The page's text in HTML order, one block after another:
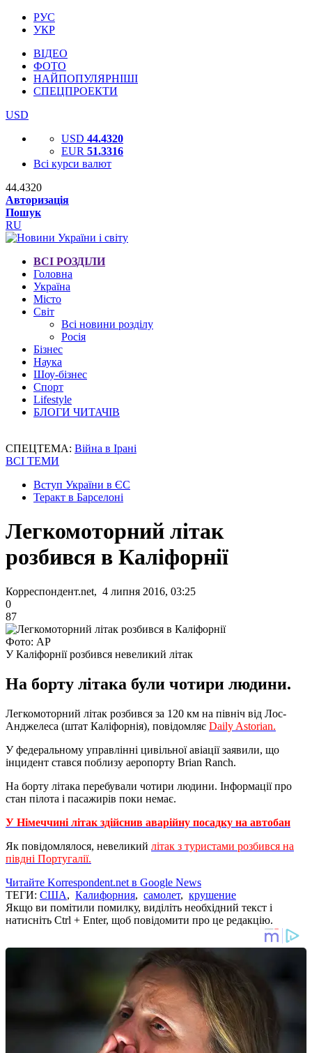
РУС
УКР
ВІДЕО
ФОТО
НАЙПОПУЛЯРНІШІ
СПЕЦПРОЕКТИ
USD
USD 44.4320
EUR 51.3316
Всі курси валют
44.4320
Авторизація
Пошук
RU
ВСІ РОЗДІЛИ
Головна
Україна
Місто
Світ
Всі новини розділу
Росія
Бізнес
Наука
Шоу-бізнес
Спорт
Lifestyle
БЛОГИ ЧИТАЧІВ
СПЕЦТЕМА: Війна в Ірані
ВСІ ТЕМИ
Вступ України в ЄС
Теракт в Барселоні
Легкомоторний літак
розбився в Каліфорнії
Корреспондент.net, 4 липня 2016, 03:25
0
87
Фото: АР
У Каліфорнії розбився невеликий літак
На борту літака були чотири людини.
Легкомоторний літак розбився за 120 км на північ від Лос-
Анджелеса (штат Каліфорнія), повідомляє Daily Astorian.
У федеральному управлінні цивільної авіації заявили, що
інцидент стався поблизу аеропорту Brian Ranch.
На борту літака перебували чотири людини. Інформації про
стан пілота і пасажирів поки немає.
У Німеччині літак здійснив аварійну посадку на автобан
Як повідомлялося, невеликий літак з туристами розбився на
півдні Португалії.
Читайте Korrespondent.net в Google News
ТЕГИ: США, Калифорния, самолет, крушение
Якщо ви помітили помилку, виділіть необхідний текст і
натисніть Ctrl + Enter, щоб повідомити про це редакцію.